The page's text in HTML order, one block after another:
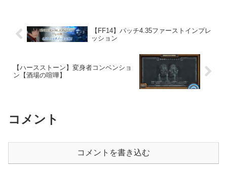
【FF14】パッチ4.35ファーストインプレ
ッション
【ハースストーン】変身者コンベンショ
ン【酒場の喧嘩】
コメント
コメントを書き込む